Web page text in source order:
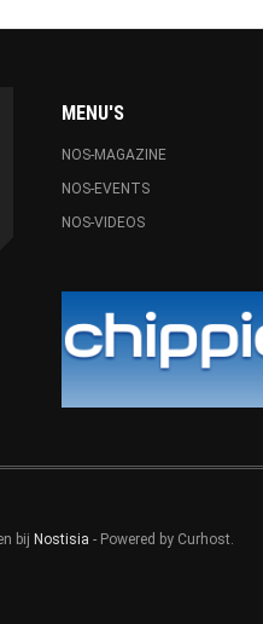
MENU'S
NOS-MAGAZINE
NOS-EVENTS
NOS-VIDEOS
bij Nostisia - Powered by Curhost.